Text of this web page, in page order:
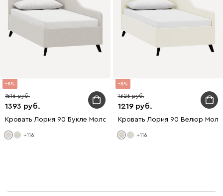
8
1393
1516
Кровать Лория 90 Букле Молочный
+116
8
1219
1326
Кровать Лория 90 Велюр
+116